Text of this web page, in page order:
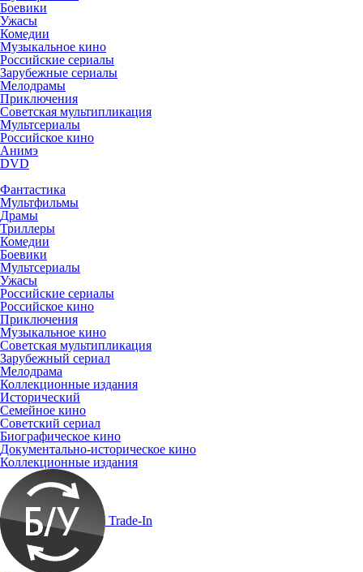
Боевики
Ужасы
Комедии
Музыкальное кино
Российские сериалы
Зарубежные сериалы
Мелодрамы
Приключения
Советская мультипликация
Мультсериалы
Российское кино
Анимэ
DVD
Фантастика
Мультфильмы
Драмы
Триллеры
Комедии
Боевики
Мультсериалы
Ужасы
Российские сериалы
Российское кино
Приключения
Музыкальное кино
Советская мультипликация
Зарубежный сериал
Мелодрама
Коллекционные издания
Исторический
Семейное кино
Советский сериал
Биографическое кино
Документально-историческое кино
Коллекционные издания
Trade-In